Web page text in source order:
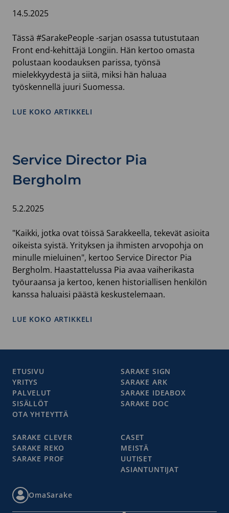
14.5.2025
Tässä #SarakePeople -sarjan osassa tutustutaan
Front end-kehittäjä Longiin. Hän kertoo omasta
polustaan koodauksen parissa, työnsä
mielekkyydestä ja siitä, miksi hän haluaa
työskennellä juuri Suomessa.
LUE KOKO ARTIKKELI
Service Director Pia
Bergholm
5.2.2025
"Kaikki, jotka ovat töissä Sarakkeella, tekevät asioita
oikeista syistä. Yrityksen ja ihmisten arvopohja on
minulle mieluinen", kertoo Service Director Pia
Bergholm. Haastattelussa Pia avaa vaiherikasta
työuraansa ja kertoo, kenen historiallisen henkilön
kanssa haluaisi päästä keskustelemaan.
LUE KOKO ARTIKKELI
ETUSIVU
YRITYS
PALVELUT
SISÄLLÖT
OTA YHTEYTTÄ
SARAKE SIGN
SARAKE ARK
SARAKE IDEABOX
SARAKE DOC
SARAKE CLEVER
SARAKE REKO
SARAKE PROF
CASET
MEISTÄ
UUTISET
ASIANTUNTIJAT
OmaSarake